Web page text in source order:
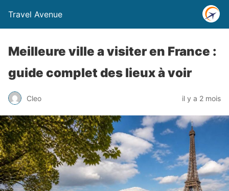
Travel Avenue
Meilleure ville a visiter en France :
guide complet des lieux à voir
Cleo il y a 2 mois